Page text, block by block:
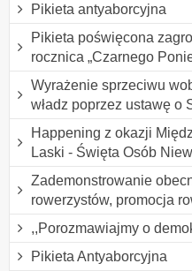
Pikieta antyaborcyjna
Pikieta poświęcona
rocznica „Czarnego
Wyrażenie sprzeciwu
władz poprzez ustawę o
Happening z okazji
Laski - Święta Osób
Zademonstrowanie
rowerzystów, promocja
,,Porozmawiajmy o
Pikieta Antyaborcyjna